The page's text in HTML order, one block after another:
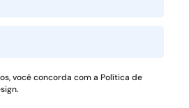
você concorda com a Política de